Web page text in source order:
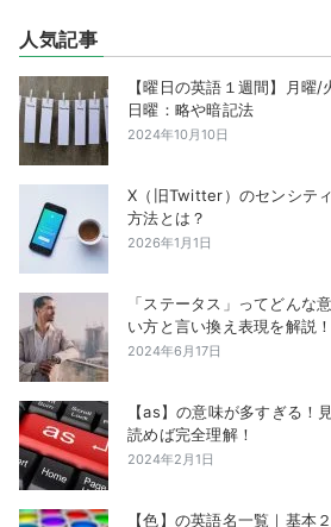
人気記事
【曜日の英語１週間】月
日曜：略や暗記法
2024年10月10日
X（旧Twitter）のセンシテ
方法とは？
2026年1月1日
「ステータス」ってどんな
い方と言い換え表現を解説！
2024年6月17日
【as】の意味が多すぎる！
読めば完全理解！
2024年2月1日
【色】の英語名一覧｜基本